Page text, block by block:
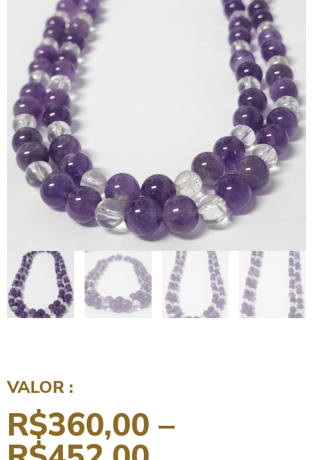
VALOR :
R$360,00 –